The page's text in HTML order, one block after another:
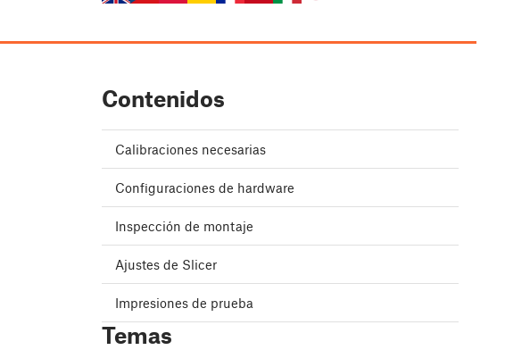
Contenidos
Calibraciones necesarias
Configuraciones de hardware
Inspección de montaje
Ajustes de Slicer
Impresiones de prueba
Temas